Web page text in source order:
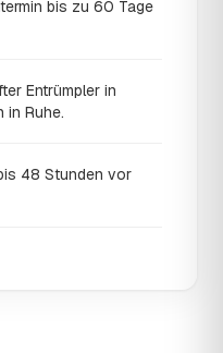
bis zu 60 Tage
Entrümpler in
in Ruhe.
48 Stunden vor